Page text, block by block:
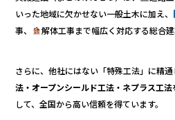
いった地域に欠かせない一般土木に加え、
事、
解体工事まで幅広く対応する総合建
さらに、他社にはない「特殊工法」に精
法・オープンシールド工法・ネプラス工
して、全国から高い信頼を得ています。